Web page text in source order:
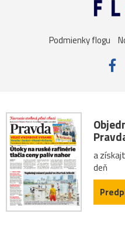
Podmienky flogu
a
deň